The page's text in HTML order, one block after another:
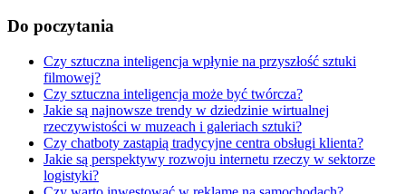
Do poczytania
Czy sztuczna inteligencja wpłynie na przyszłość sztuki
filmowej?
Czy sztuczna inteligencja może być twórcza?
Jakie są najnowsze trendy w dziedzinie wirtualnej
rzeczywistości w muzeach i galeriach sztuki?
Czy chatboty zastąpią tradycyjne centra obsługi klienta?
Jakie są perspektywy rozwoju internetu rzeczy w sektorze
logistyki?